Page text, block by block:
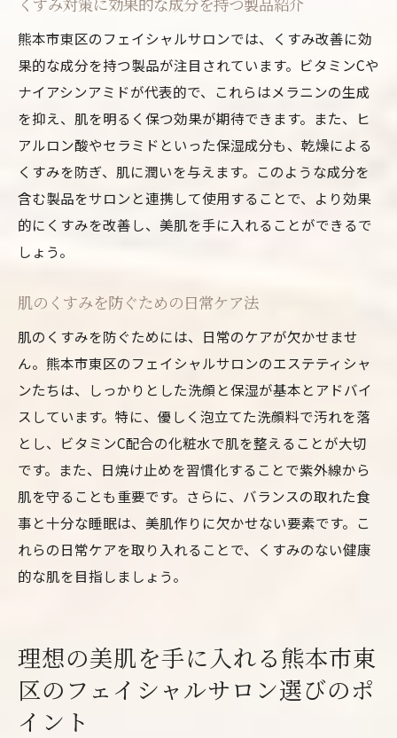
熊本市東区のフェイシャルサロンでは、くすみ改善に効
果的な成分を持つ製品が注目されています。ビタミンCや
ナイアシンアミドが代表的で、これらはメラニンの生成
を抑え、肌を明るく保つ効果が期待できます。また、ヒ
アルロン酸やセラミドといった保湿成分も、乾燥による
くすみを防ぎ、肌に潤いを与えます。このような成分を
含む製品をサロンと連携して使用することで、より効果
的にくすみを改善し、美肌を手に入れることができるで
しょう。
肌のくすみを防ぐための日常ケア法
肌のくすみを防ぐためには、日常のケアが欠かせませ
ん。熊本市東区のフェイシャルサロンのエステティシャ
ンたちは、しっかりとした洗顔と保湿が基本とアドバイ
スしています。特に、優しく泡立てた洗顔料で汚れを落
とし、ビタミンC配合の化粧水で肌を整えることが大切
です。また、日焼け止めを習慣化することで紫外線から
肌を守ることも重要です。さらに、バランスの取れた食
事と十分な睡眠は、美肌作りに欠かせない要素です。こ
れらの日常ケアを取り入れることで、くすみのない健康
的な肌を目指しましょう。
理想の美肌を手に入れる熊本市東
区のフェイシャルサロン選びのポ
イント